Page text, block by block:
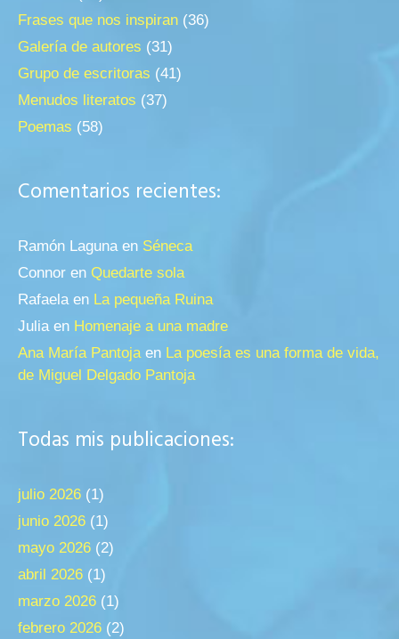
Frases que nos inspiran (36)
Galería de autores (31)
Grupo de escritoras (41)
Menudos literatos (37)
Poemas (58)
Comentarios recientes:
Ramón Laguna en Séneca
Connor en Quedarte sola
Rafaela en La pequeña Ruina
Julia en Homenaje a una madre
Ana María Pantoja en La poesía es una forma de vida,
de Miguel Delgado Pantoja
Todas mis publicaciones:
julio 2026 (1)
junio 2026 (1)
mayo 2026 (2)
abril 2026 (1)
marzo 2026 (1)
febrero 2026 (2)